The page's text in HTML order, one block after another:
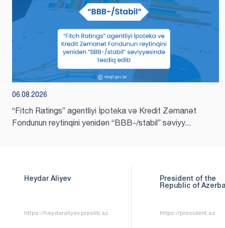
06.08.2026
“Fitch Ratings” agentliyi İpoteka və Kredit Zəmanət
Fondunun reytinqini yenidən “BBB-/stabil” səviyy...
President of the
Republic of Azerbaijan
https://president.az
First Vice-
the Republic of
Azerbaijan
https://mehriban-
aliyeva.az